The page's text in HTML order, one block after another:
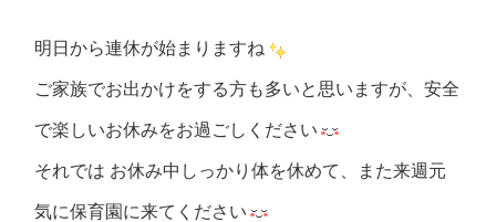
明日から連休が始まりますね
ご家族でお出かけをする方も多いと思いますが、安全
で楽しいお休みをお過ごしください
それでは お休み中しっかり体を休めて、また来週元
気に保育園に来てください